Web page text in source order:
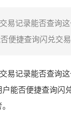
易记录能否查
便捷查询闪兑交
易记录能否查询
能否便捷查询